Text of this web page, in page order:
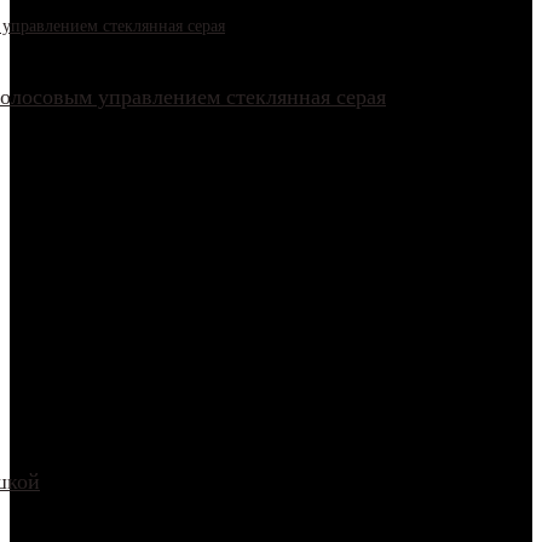
управлением стеклянная серая